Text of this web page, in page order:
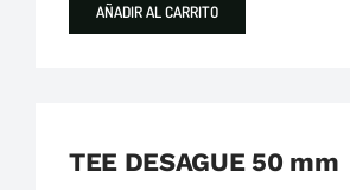
AÑADIR AL CARRITO
TEE DESAGUE 50 mm